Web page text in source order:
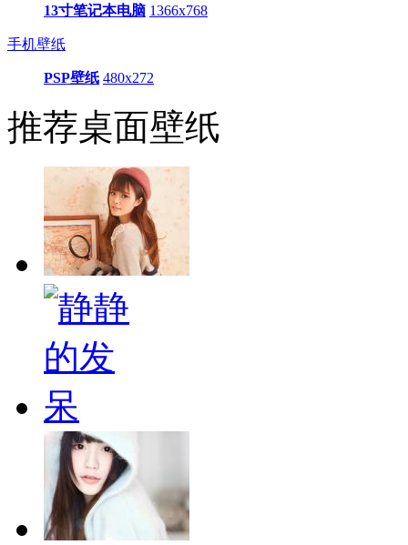
13寸笔记本电脑 1366x768
手机壁纸
PSP壁纸 480x272
推荐桌面壁纸